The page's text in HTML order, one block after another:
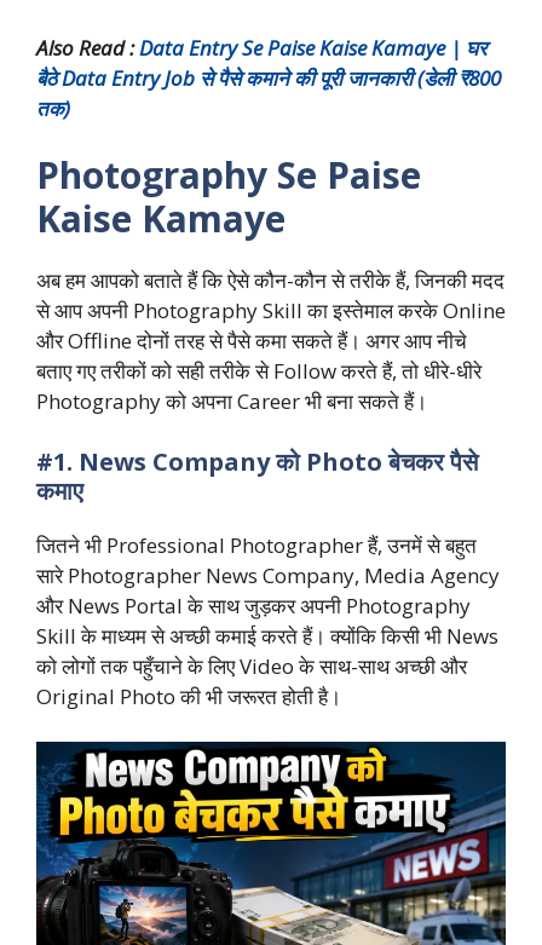
Also Read :Data Entry Se Paise Kaise Kamaye | घर
बैठे Data Entry Job से पैसे कमाने की पूरी जानकारी (डेली ₹800
तक)
Photography Se Paise
Kaise Kamaye
अब हम आपको बताते हैं कि ऐसे कौन-कौन से तरीके हैं, जिनकी मदद
से आप अपनी Photography Skill का इस्तेमाल करके Online
और Offline दोनों तरह से पैसे कमा सकते हैं। अगर आप नीचे
बताए गए तरीकों को सही तरीके से Follow करते हैं, तो धीरे-धीरे
Photography को अपना Career भी बना सकते हैं।
#1. News Company को Photo बेचकर पैसे
कमाए
जितने भी Professional Photographer हैं, उनमें से बहुत
सारे Photographer News Company, Media Agency
और News Portal के साथ जुड़कर अपनी Photography
Skill के माध्यम से अच्छी कमाई करते हैं। क्योंकि किसी भी News
को लोगों तक पहुँचाने के लिए Video के साथ-साथ अच्छी और
Original Photo की भी जरूरत होती है।